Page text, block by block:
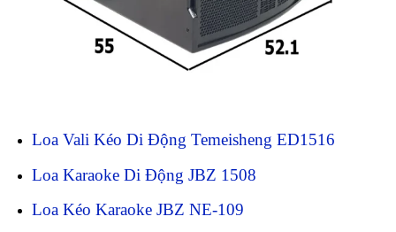
Loa Vali Kéo Di Động Temeisheng ED1516
Loa Karaoke Di Động JBZ 1508
Loa Kéo Karaoke JBZ NE-109